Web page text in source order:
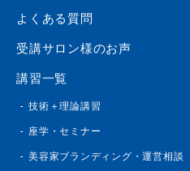
よくある質問
受講サロン様のお声
講習一覧
技術＋理論講習
座学・セミナー
美容家ブランディング・運営相談